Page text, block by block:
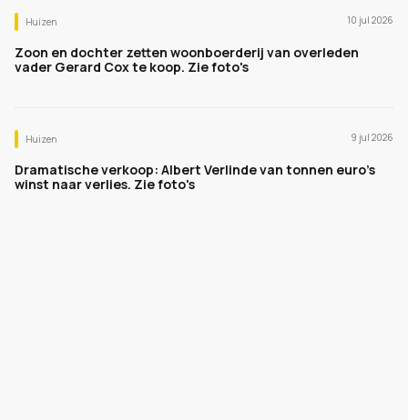
Huizen 10 jul 2026
Zoon en dochter zetten woonboerderij van overleden
vader Gerard Cox te koop. Zie foto's
Huizen 9 jul 2026
Dramatische verkoop: Albert Verlinde van tonnen euro's
winst naar verlies. Zie foto's